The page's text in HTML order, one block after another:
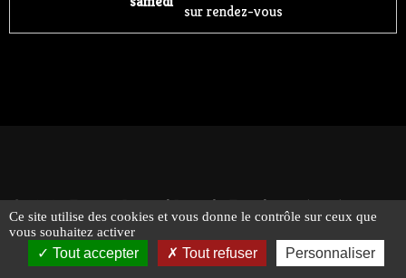
sur rendez-vous
© 2026 - Traiteur Bernard Bringel - Tous droits réservés -
Mentions légales
Suivez-nous !
Ce site utilise des cookies et vous donne le contrôle sur ceux que
vous souhaitez activer
Tout accepter Tout refuser Personnaliser